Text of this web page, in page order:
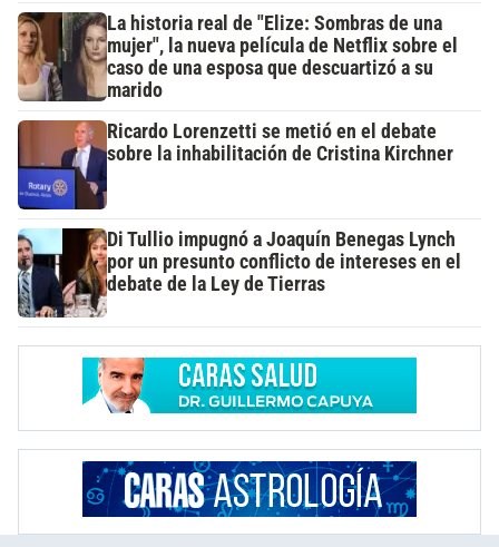
La historia real de "Elize: Sombras de una
mujer", la nueva película de Netflix sobre el
caso de una esposa que descuartizó a su
marido
Ricardo Lorenzetti se metió en el debate
sobre la inhabilitación de Cristina Kirchner
Di Tullio impugnó a Joaquín Benegas Lynch
por un presunto conflicto de intereses en el
debate de la Ley de Tierras